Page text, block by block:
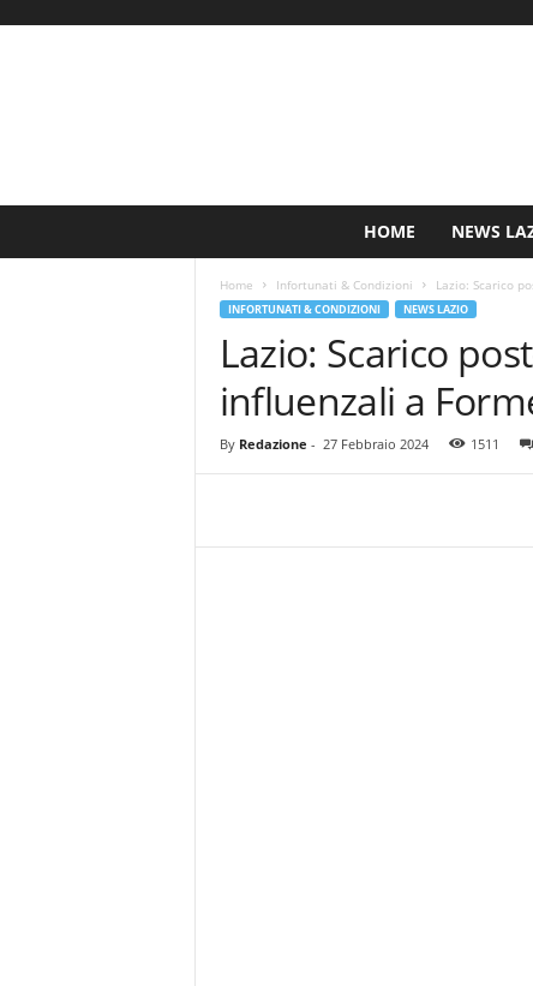
HOME NEWS
Home Infortunati & Condizioni Lazio: Scarico
INFORTUNATI & CONDIZIONI NEWS LAZIO
Lazio: Scarico
influenzali a
By Redazione - 27 Febbraio 2024 1511